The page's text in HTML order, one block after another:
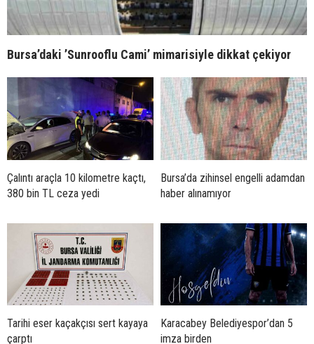
Bursa’daki ’Sunrooflu Cami’ mimarisiyle dikkat çekiyor
Çalıntı araçla 10 kilometre kaçtı,
380 bin TL ceza yedi
Bursa’da zihinsel engelli adamdan
haber alınamıyor
Tarihi eser kaçakçısı sert kayaya
çarptı
Karacabey Belediyespor’dan 5
imza birden